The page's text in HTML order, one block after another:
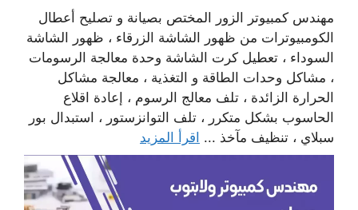
مهندس كمبيوتر الزور المختص بصيانة و تصليح أعطال
الكومبيوترات من ظهور الشاشة الزرقاء ، ظهور الشاشة
السوداء ، تعطيل كرت الشاشة وحدة معالجة الرسومات
، مشاكل وحدات الطاقة و التغذية ، معالجة مشاكل
الحرارة الزائدة ، تلف معالج الرسوم ، إعادة اقلاع
الحاسوب بشكل متكرر ، تلف التوانزستور ، استبدال بور
سبلاي ، تنظيف مآخذ ... اقرأ المزيد